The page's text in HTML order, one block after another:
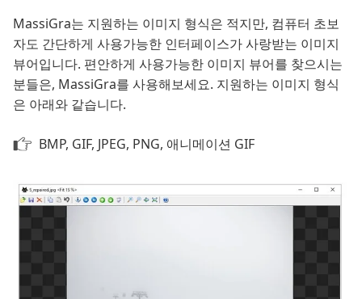
MassiGra는 지원하는 이미지 형식은 적지만, 컴퓨터 초보
자도 간단하게 사용가능한 인터페이스가 사랑받는 이미지
뷰어입니다. 편안하게 사용가능한 이미지 뷰어를 찾으시는
분들은, MassiGra를 사용해보세요. 지원하는 이미지 형식
은 아래와 같습니다.
BMP, GIF, JPEG, PNG, 애니메이션 GIF